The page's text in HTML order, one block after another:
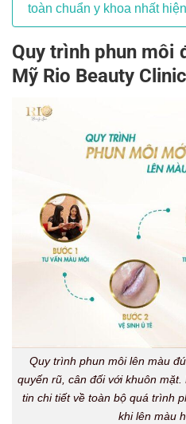
toàn chuẩn y khoa nhất
Quy trình phun môi
Mỹ Rio Beauty Clinic
Quy trình phun môi lên màu
quyến rũ, cân đối với khuôn
tin chi tiết về toàn bộ quá trình
khi lên màu